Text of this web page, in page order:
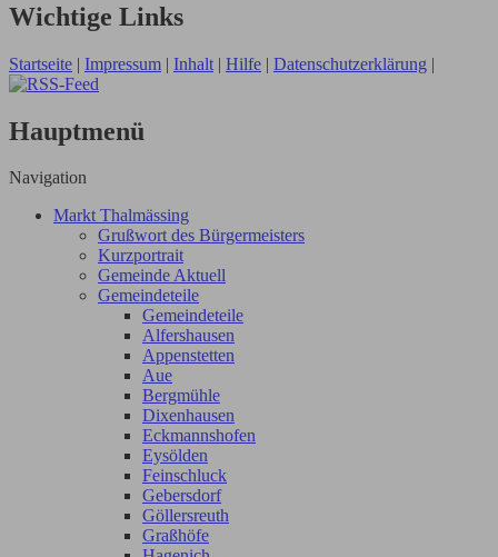
Wichtige Links
Startseite | Impressum | Inhalt | Hilfe | Datenschutzerklärung |
Hauptmenü
Navigation
Markt Thalmässing
Grußwort des Bürgermeisters
Kurzportrait
Gemeinde Aktuell
Gemeindeteile
Gemeindeteile
Alfershausen
Appenstetten
Aue
Bergmühle
Dixenhausen
Eckmannshofen
Eysölden
Feinschluck
Gebersdorf
Göllersreuth
Graßhöfe